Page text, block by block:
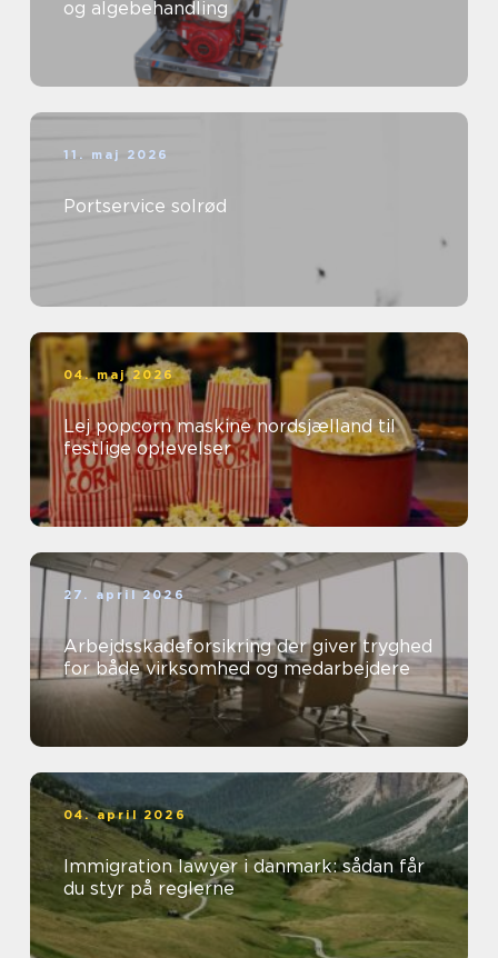
og algebehandling
11. maj 2026
Portservice solrød
04. maj 2026
Lej popcorn maskine nordsjælland til
festlige oplevelser
27. april 2026
Arbejdsskadeforsikring der giver tryghed
for både virksomhed og medarbejdere
04. april 2026
Immigration lawyer i danmark: sådan får
du styr på reglerne